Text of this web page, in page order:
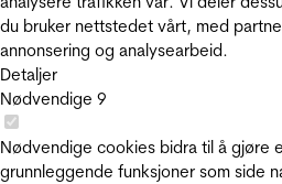
du bruker nettstedet vårt, med
annonsering og analysearbeid.
Detaljer
Nødvendige 9
Nødvendige cookies bidra til å gjøre
grunnleggende funksjoner som side